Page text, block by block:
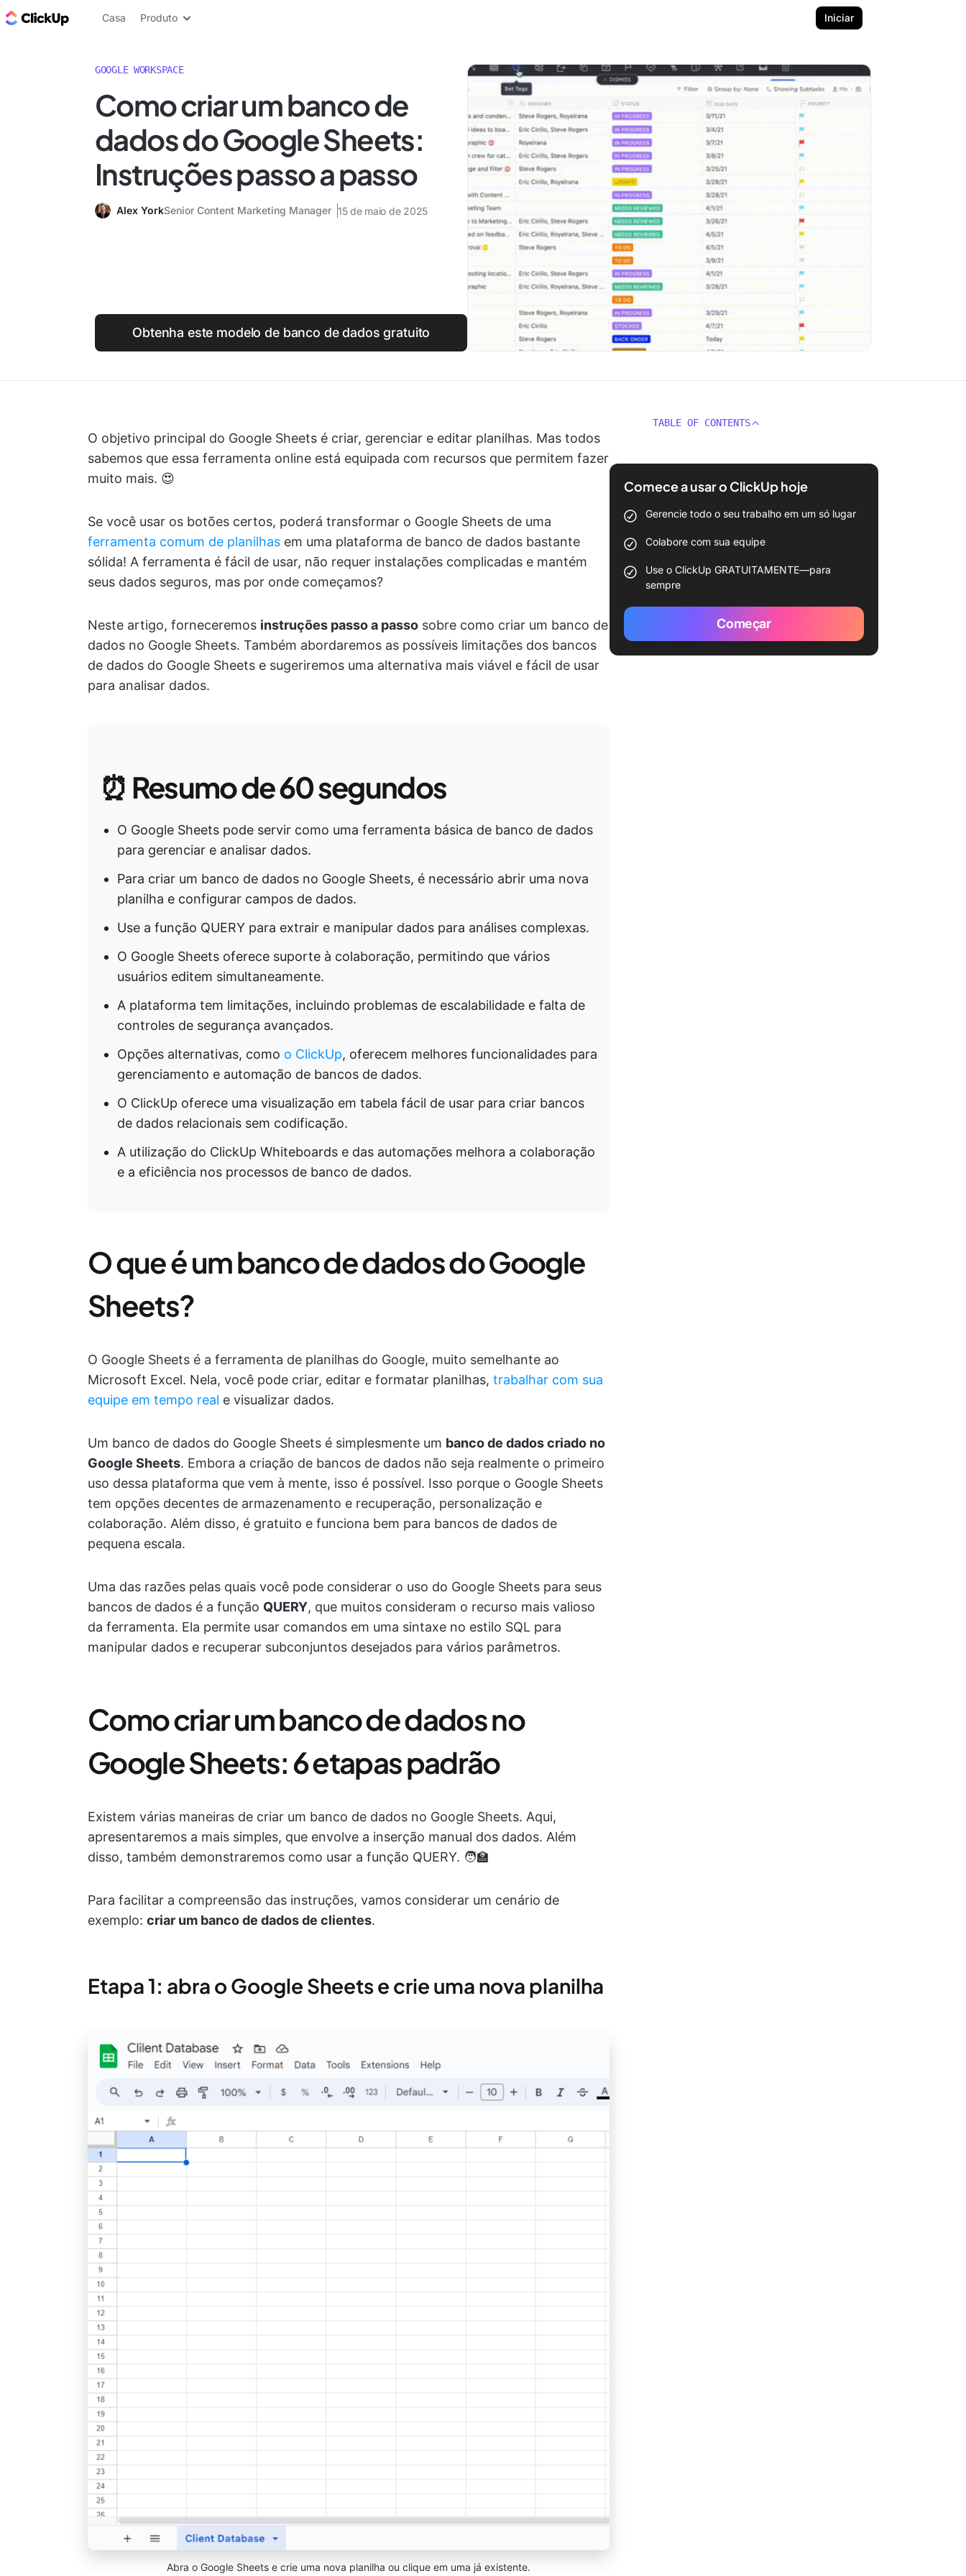
ClickUp Blogue
Casa Produto Iniciar
GOOGLE WORKSPACE
Como criar um banco de
dados do Google Sheets:
Instruções passo a passo
Alex YorkSenior Content Marketing Manager 15 de maio de 2025
Obtenha este modelo de banco de dados gratuito
O objetivo principal do Google Sheets é criar, gerenciar e editar planilhas. Mas todos
sabemos que essa ferramenta online está equipada com recursos que permitem fazer
muito mais. 😍
Se você usar os botões certos, poderá transformar o Google Sheets de uma
ferramenta comum de planilhas em uma plataforma de banco de dados bastante
sólida! A ferramenta é fácil de usar, não requer instalações complicadas e mantém
seus dados seguros, mas por onde começamos?
Neste artigo, forneceremos instruções passo a passo sobre como criar um banco de
dados no Google Sheets. Também abordaremos as possíveis limitações dos bancos
de dados do Google Sheets e sugeriremos uma alternativa mais viável e fácil de usar
para analisar dados.
⏰ Resumo de 60 segundos
O Google Sheets pode servir como uma ferramenta básica de banco de dados
para gerenciar e analisar dados.
Para criar um banco de dados no Google Sheets, é necessário abrir uma nova
planilha e configurar campos de dados.
Use a função QUERY para extrair e manipular dados para análises complexas.
O Google Sheets oferece suporte à colaboração, permitindo que vários
usuários editem simultaneamente.
A plataforma tem limitações, incluindo problemas de escalabilidade e falta de
controles de segurança avançados.
Opções alternativas, como o ClickUp, oferecem melhores funcionalidades para
gerenciamento e automação de bancos de dados.
O ClickUp oferece uma visualização em tabela fácil de usar para criar bancos
de dados relacionais sem codificação.
A utilização do ClickUp Whiteboards e das automações melhora a colaboração
e a eficiência nos processos de banco de dados.
O que é um banco de dados do Google
Sheets?
O Google Sheets é a ferramenta de planilhas do Google, muito semelhante ao
Microsoft Excel. Nela, você pode criar, editar e formatar planilhas, trabalhar com sua
equipe em tempo real e visualizar dados.
Um banco de dados do Google Sheets é simplesmente um banco de dados criado no
Google Sheets. Embora a criação de bancos de dados não seja realmente o primeiro
uso dessa plataforma que vem à mente, isso é possível. Isso porque o Google Sheets
tem opções decentes de armazenamento e recuperação, personalização e
colaboração. Além disso, é gratuito e funciona bem para bancos de dados de
pequena escala.
Uma das razões pelas quais você pode considerar o uso do Google Sheets para seus
bancos de dados é a função QUERY, que muitos consideram o recurso mais valioso
da ferramenta. Ela permite usar comandos em uma sintaxe no estilo SQL para
manipular dados e recuperar subconjuntos desejados para vários parâmetros.
Como criar um banco de dados no
Google Sheets: 6 etapas padrão
Existem várias maneiras de criar um banco de dados no Google Sheets. Aqui,
apresentaremos a mais simples, que envolve a inserção manual dos dados. Além
disso, também demonstraremos como usar a função QUERY. 🧑‍🏫
Para facilitar a compreensão das instruções, vamos considerar um cenário de
exemplo: criar um banco de dados de clientes.
Etapa 1: abra o Google Sheets e crie uma nova planilha
Abra o Google Sheets e crie uma nova planilha ou clique em uma já existente.
TABLE OF CONTENTS
Comece a usar o ClickUp hoje
Gerencie todo o seu trabalho em um só lugar
Colabore com sua equipe
Use o ClickUp GRATUITAMENTE—para
sempre
Começar